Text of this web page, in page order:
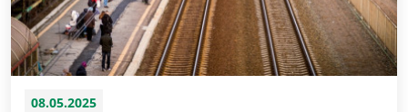
08.05.2025